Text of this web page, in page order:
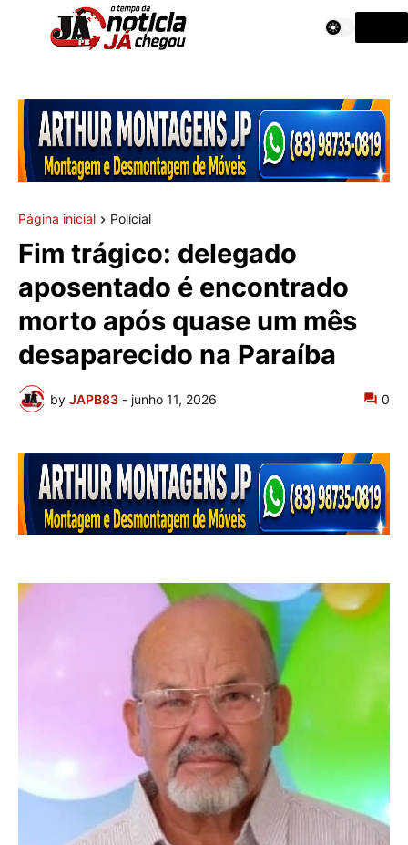
Página inicial Polícial
Fim trágico: delegado
aposentado é encontrado
morto após quase um mês
desaparecido na Paraíba
by JAPB83 - junho 11, 2026 0